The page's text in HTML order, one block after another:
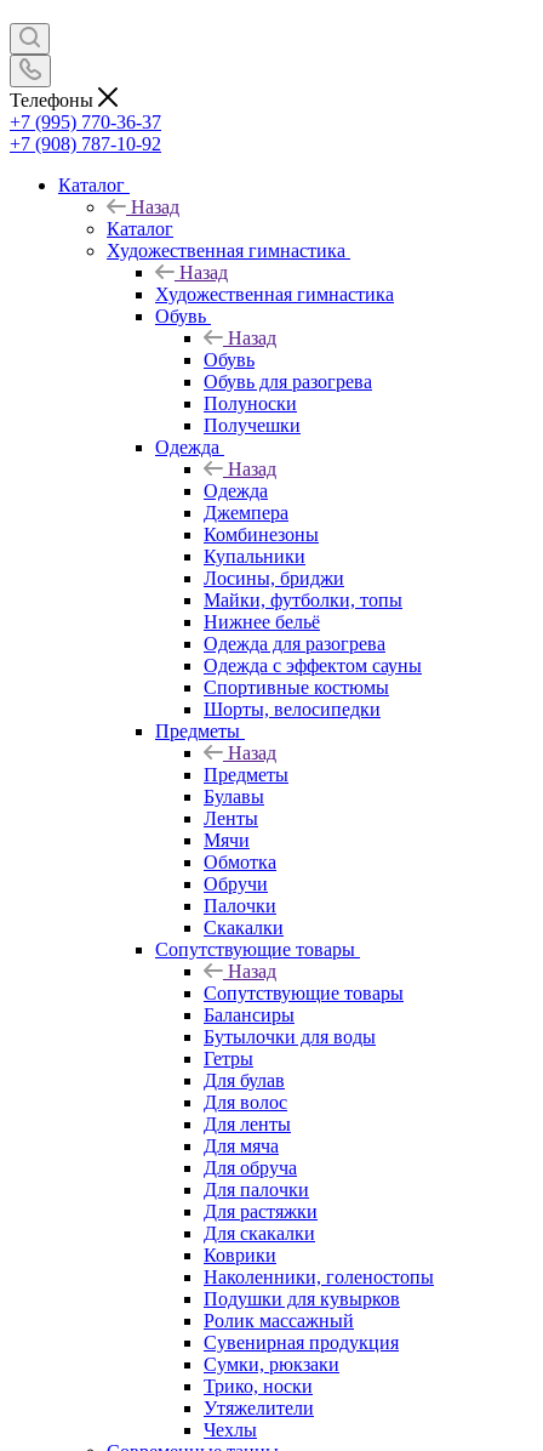
Телефоны
+7 (995) 770-36-37
+7 (908) 787-10-92
Каталог
Назад
Каталог
Художественная гимнастика
Назад
Художественная гимнастика
Обувь
Назад
Обувь
Обувь для разогрева
Полуноски
Получешки
Одежда
Назад
Одежда
Джемпера
Комбинезоны
Купальники
Лосины, бриджи
Майки, футболки, топы
Нижнее бельё
Одежда для разогрева
Одежда с эффектом сауны
Спортивные костюмы
Шорты, велосипедки
Предметы
Назад
Предметы
Булавы
Ленты
Мячи
Обмотка
Обручи
Палочки
Скакалки
Сопутствующие товары
Назад
Сопутствующие товары
Балансиры
Бутылочки для воды
Гетры
Для булав
Для волос
Для ленты
Для мяча
Для обруча
Для палочки
Для растяжки
Для скакалки
Коврики
Наколенники, голеностопы
Подушки для кувырков
Ролик массажный
Сувенирная продукция
Сумки, рюкзаки
Трико, носки
Утяжелители
Чехлы